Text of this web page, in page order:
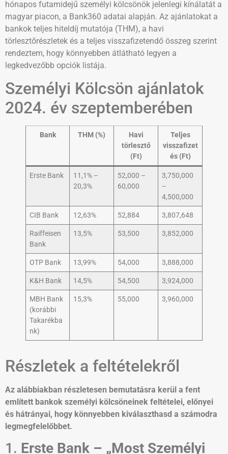
hónapos futamidejű személyi kölcsönök jelenlegi kínálatát a
magyar piacon, a Bank360 adatai alapján. Az ajánlatokat a
bankok teljes hiteldíj mutatója (THM), a havi
törlesztőrészletek és a teljes visszafizetendő összeg szerint
rendeztem, hogy könnyebben átlátható legyen a
legkedvezőbb opciók listája.
Személyi Kölcsön ajánlatok
2024. év szeptemberében
Bank THM (%)
Havi
törlesztő
(Ft)
Teljes
visszafizet
és (Ft)
Erste Bank
11,1% –
20,3%
52,000 –
60,000
3,750,000
–
4,500,000
CIB Bank 12,63% 52,884 3,807,648
Raiffeisen
Bank
13,5% 53,500 3,852,000
OTP Bank 13,99% 54,000 3,888,000
K&H Bank 14,5% 54,500 3,924,000
MBH Bank
(korábbi
Takarékba
nk)
15,3% 55,000 3,960,000
Részletek a feltételekről
Az alábbiakban részletesen bemutatásra kerül a fent
említett bankok személyi kölcsöneinek feltételei, előnyei
és hátrányai, hogy könnyebben kiválaszthasd a számodra
legmegfelelőbbet.
1. Erste Bank – „Most Személyi